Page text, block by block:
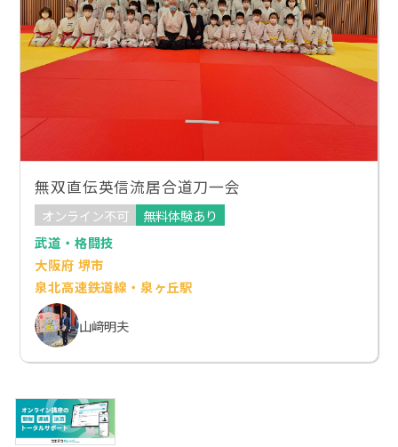
無双直伝英信流居合道刀一会
オンライン不可
無料体験あり
武道・格闘技
大阪府 堺市
泉北高速鉄道線・泉ヶ丘駅
山﨑明夫